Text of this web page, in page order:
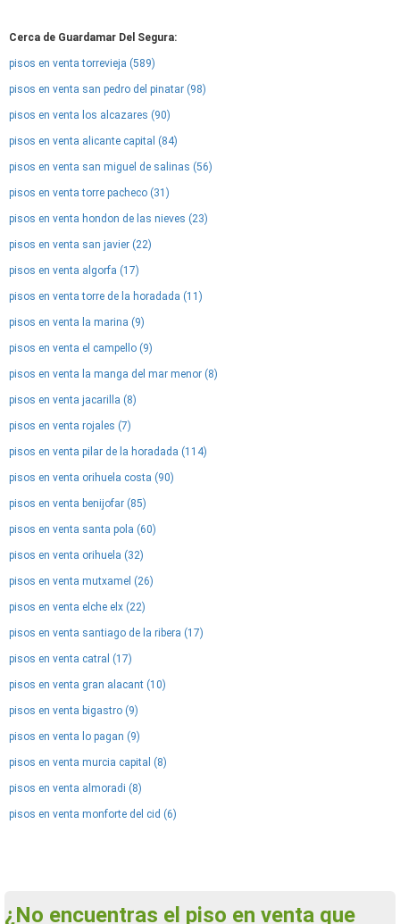
Cerca de Guardamar Del Segura:
pisos en venta torrevieja (589)
pisos en venta san pedro del pinatar (98)
pisos en venta los alcazares (90)
pisos en venta alicante capital (84)
pisos en venta san miguel de salinas (56)
pisos en venta torre pacheco (31)
pisos en venta hondon de las nieves (23)
pisos en venta san javier (22)
pisos en venta algorfa (17)
pisos en venta torre de la horadada (11)
pisos en venta la marina (9)
pisos en venta el campello (9)
pisos en venta la manga del mar menor (8)
pisos en venta jacarilla (8)
pisos en venta rojales (7)
pisos en venta pilar de la horadada (114)
pisos en venta orihuela costa (90)
pisos en venta benijofar (85)
pisos en venta santa pola (60)
pisos en venta orihuela (32)
pisos en venta mutxamel (26)
pisos en venta elche elx (22)
pisos en venta santiago de la ribera (17)
pisos en venta catral (17)
pisos en venta gran alacant (10)
pisos en venta bigastro (9)
pisos en venta lo pagan (9)
pisos en venta murcia capital (8)
pisos en venta almoradi (8)
pisos en venta monforte del cid (6)
¿No encuentras el piso en venta que